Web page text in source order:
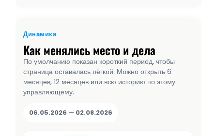
Динамика
Как менялись место и дела
По умолчанию показан короткий период, чтобы
страница оставалась лёгкой. Можно открыть 6
месяцев, 12 месяцев или всю историю по этому
управляющему.
06.05.2026 — 02.08.2026